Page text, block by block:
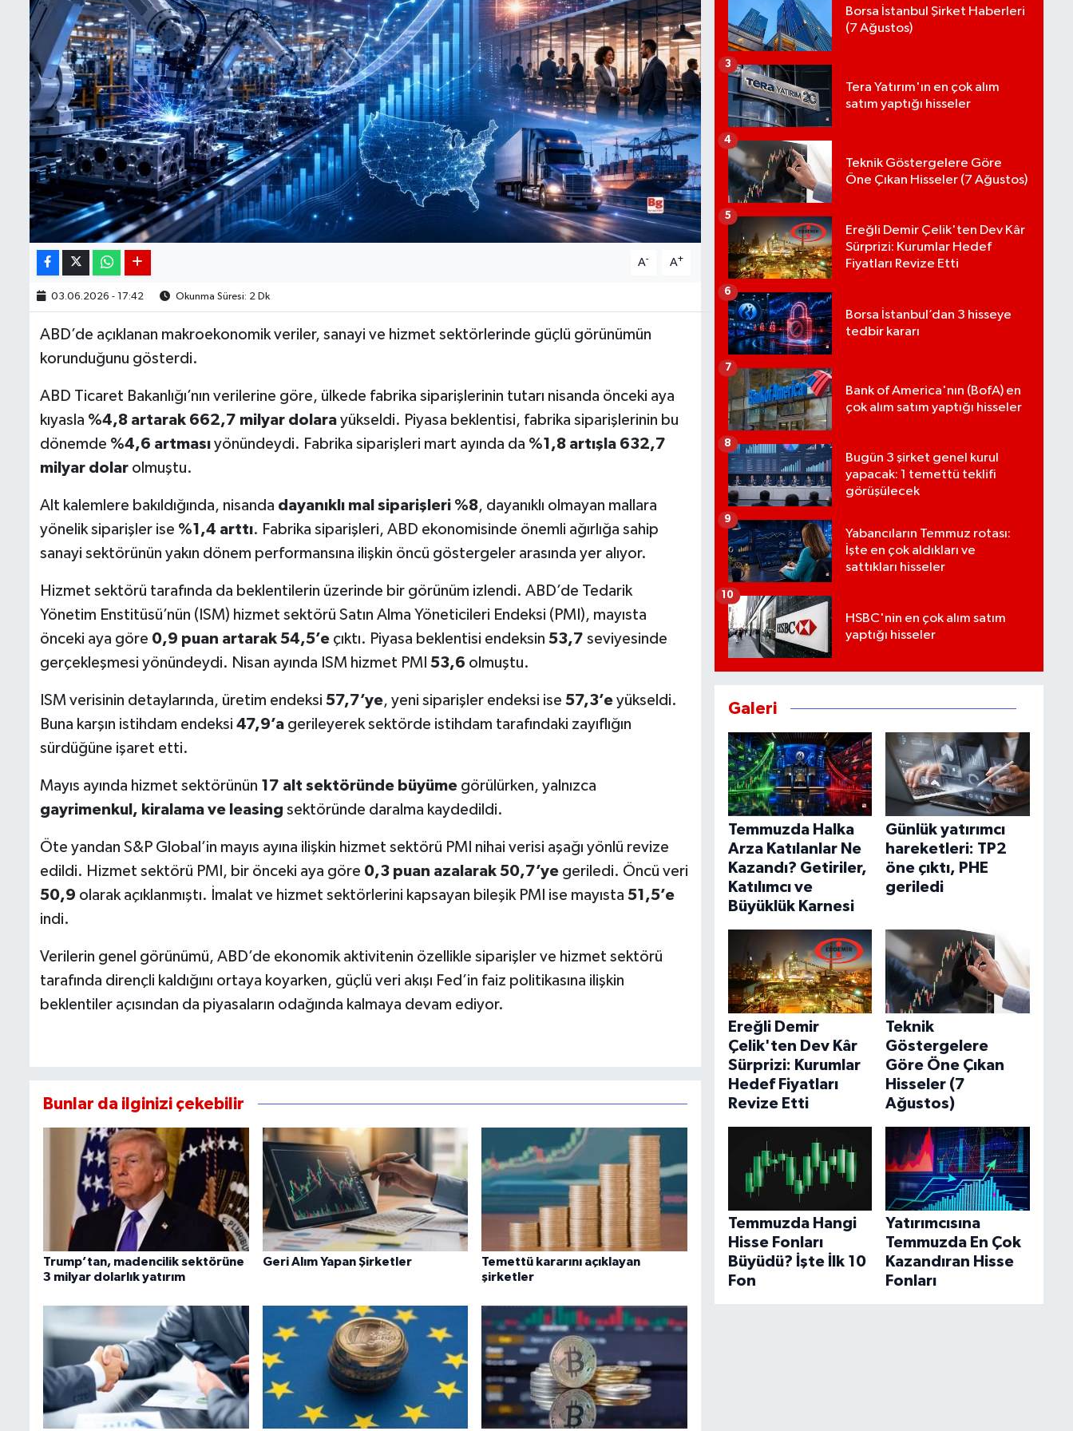
A- A+
03.06.2026 - 17:42 Okunma Süresi: 2 Dk
ABD’de açıklanan makroekonomik veriler, sanayi ve hizmet sektörlerinde güçlü görünümün
korunduğunu gösterdi.
ABD Ticaret Bakanlığı’nın verilerine göre, ülkede fabrika siparişlerinin tutarı nisanda önceki aya
kıyasla %4,8 artarak 662,7 milyar dolara yükseldi. Piyasa beklentisi, fabrika siparişlerinin bu
dönemde %4,6 artması yönündeydi. Fabrika siparişleri mart ayında da %1,8 artışla 632,7
milyar dolar olmuştu.
Alt kalemlere bakıldığında, nisanda dayanıklı mal siparişleri %8, dayanıklı olmayan mallara
yönelik siparişler ise %1,4 arttı. Fabrika siparişleri, ABD ekonomisinde önemli ağırlığa sahip
sanayi sektörünün yakın dönem performansına ilişkin öncü göstergeler arasında yer alıyor.
Hizmet sektörü tarafında da beklentilerin üzerinde bir görünüm izlendi. ABD’de Tedarik
Yönetim Enstitüsü’nün (ISM) hizmet sektörü Satın Alma Yöneticileri Endeksi (PMI), mayısta
önceki aya göre 0,9 puan artarak 54,5’e çıktı. Piyasa beklentisi endeksin 53,7 seviyesinde
gerçekleşmesi yönündeydi. Nisan ayında ISM hizmet PMI 53,6 olmuştu.
ISM verisinin detaylarında, üretim endeksi 57,7’ye, yeni siparişler endeksi ise 57,3’e yükseldi.
Buna karşın istihdam endeksi 47,9’a gerileyerek sektörde istihdam tarafındaki zayıflığın
sürdüğüne işaret etti.
Mayıs ayında hizmet sektörünün 17 alt sektöründe büyüme görülürken, yalnızca
gayrimenkul, kiralama ve leasing sektöründe daralma kaydedildi.
Öte yandan S&P Global’in mayıs ayına ilişkin hizmet sektörü PMI nihai verisi aşağı yönlü revize
edildi. Hizmet sektörü PMI, bir önceki aya göre 0,3 puan azalarak 50,7’ye geriledi. Öncü veri
50,9 olarak açıklanmıştı. İmalat ve hizmet sektörlerini kapsayan bileşik PMI ise mayısta 51,5’e
indi.
Verilerin genel görünümü, ABD’de ekonomik aktivitenin özellikle siparişler ve hizmet sektörü
tarafında dirençli kaldığını ortaya koyarken, güçlü veri akışı Fed’in faiz politikasına ilişkin
beklentiler açısından da piyasaların odağında kalmaya devam ediyor.
Bunlar da ilginizi çekebilir
Trump’tan, madencilik sektörüne
3 milyar dolarlık yatırım
Geri Alım Yapan Şirketler
Temettü kararını açıklayan
şirketler
Borsa İstanbul Şirket Haberleri
(7 Ağustos)
Tera Yatırım'ın en çok alım
satım yaptığı hisseler
3
Teknik Göstergelere Göre
Öne Çıkan Hisseler (7 Ağustos)
4
Ereğli Demir Çelik'ten Dev Kâr
Sürprizi: Kurumlar Hedef
Fiyatları Revize Etti
5
Borsa İstanbul’dan 3 hisseye
tedbir kararı
6
Bank of America'nın (BofA) en
çok alım satım yaptığı hisseler
7
Bugün 3 şirket genel kurul
yapacak: 1 temettü teklifi
görüşülecek
8
Yabancıların Temmuz rotası:
İşte en çok aldıkları ve
sattıkları hisseler
9
HSBC'nin en çok alım satım
yaptığı hisseler
10
Galeri
Temmuzda Halka
Arza Katılanlar Ne
Kazandı? Getiriler,
Katılımcı ve
Büyüklük Karnesi
Günlük yatırımcı
hareketleri: TP2
öne çıktı, PHE
geriledi
Ereğli Demir
Çelik'ten Dev Kâr
Sürprizi: Kurumlar
Hedef Fiyatları
Revize Etti
Teknik
Göstergelere
Göre Öne Çıkan
Hisseler (7
Ağustos)
Temmuzda Hangi
Hisse Fonları
Büyüdü? İşte İlk 10
Fon
Yatırımcısına
Temmuzda En Çok
Kazandıran Hisse
Fonları